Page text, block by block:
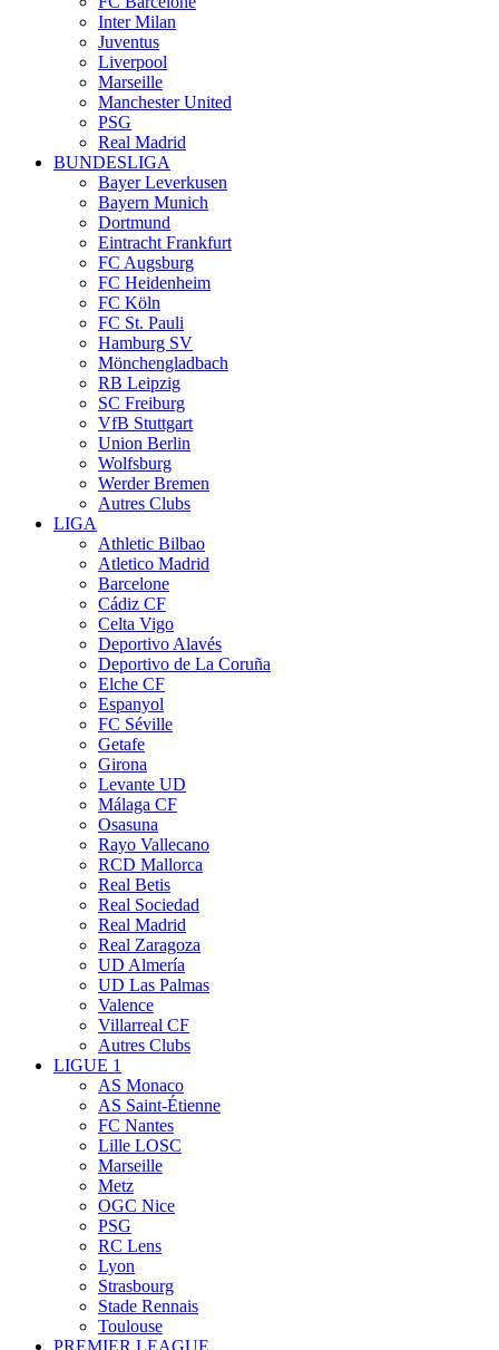
Inter Milan
Juventus
Liverpool
Marseille
Manchester United
PSG
Real Madrid
BUNDESLIGA
Bayer Leverkusen
Bayern Munich
Dortmund
Eintracht Frankfurt
FC Augsburg
FC Heidenheim
FC Köln
FC St. Pauli
Hamburg SV
Mönchengladbach
RB Leipzig
SC Freiburg
VfB Stuttgart
Union Berlin
Wolfsburg
Werder Bremen
Autres Clubs
LIGA
Athletic Bilbao
Atletico Madrid
Barcelone
Cádiz CF
Celta Vigo
Deportivo Alavés
Deportivo de La Coruña
Elche CF
Espanyol
FC Séville
Getafe
Girona
Levante UD
Málaga CF
Osasuna
Rayo Vallecano
RCD Mallorca
Real Betis
Real Sociedad
Real Madrid
Real Zaragoza
UD Almería
UD Las Palmas
Valence
Villarreal CF
Autres Clubs
LIGUE 1
AS Monaco
AS Saint-Étienne
FC Nantes
Lille LOSC
Marseille
Metz
OGC Nice
PSG
RC Lens
Lyon
Strasbourg
Stade Rennais
Toulouse